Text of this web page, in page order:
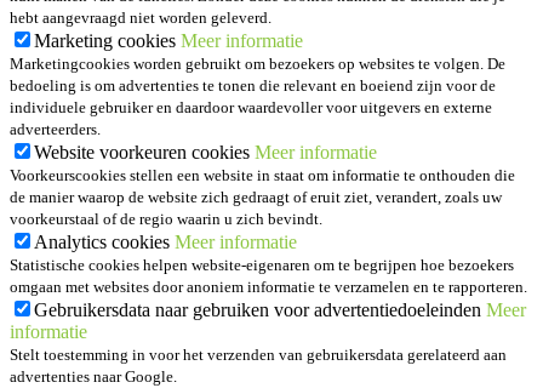
hebt aangevraagd niet worden geleverd.
Marketing cookies Meer informatie
Marketingcookies worden gebruikt om bezoekers op websites te volgen. De
bedoeling is om advertenties te tonen die relevant en boeiend zijn voor de
individuele gebruiker en daardoor waardevoller voor uitgevers en externe
adverteerders.
Website voorkeuren cookies Meer informatie
Voorkeurscookies stellen een website in staat om informatie te onthouden die
de manier waarop de website zich gedraagt of eruit ziet, verandert, zoals uw
voorkeurstaal of de regio waarin u zich bevindt.
Analytics cookies Meer informatie
Statistische cookies helpen website-eigenaren om te begrijpen hoe bezoekers
omgaan met websites door anoniem informatie te verzamelen en te rapporteren.
Gebruikersdata naar gebruiken voor advertentiedoeleinden Meer
informatie
Stelt toestemming in voor het verzenden van gebruikersdata gerelateerd aan
advertenties naar Google.